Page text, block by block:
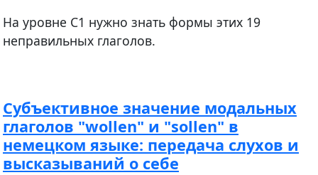
На уровне С1 нужно знать формы этих 19
неправильных глаголов.
Субъективное значение модальных
глаголов "wollen" и "sollen" в
немецком языке: передача слухов и
высказываний о себе